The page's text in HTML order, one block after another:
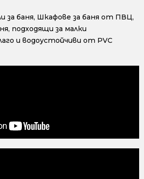
за баня, Шкафове за баня от ПВЦ,
подходящи за малки
и водоустойчиви от PVC